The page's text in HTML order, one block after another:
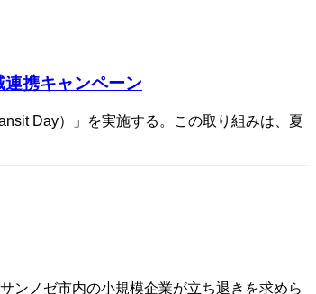
携キャンペーン
Day）」を実施する。この取り組みは、夏
ンノゼ市内の小規模企業が立ち退きを求めら